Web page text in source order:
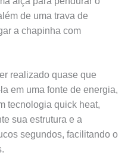
de uma trava de
a chapinha com
realizado quase que
em uma fonte de energia,
tecnologia quick heat,
sua estrutura e a
segundos, facilitando o